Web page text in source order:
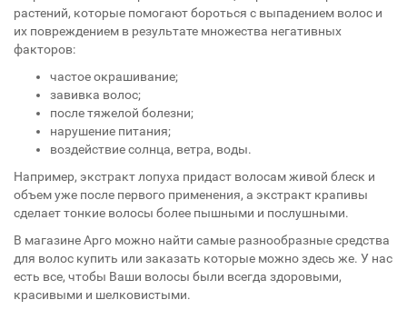
растений, которые помогают бороться с выпадением волос и
их повреждением в результате множества негативных
факторов:
частое окрашивание;
завивка волос;
после тяжелой болезни;
нарушение питания;
воздействие солнца, ветра, воды.
Например, экстракт лопуха придаст волосам живой блеск и
объем уже после первого применения, а экстракт крапивы
сделает тонкие волосы более пышными и послушными.
В магазине Арго можно найти самые разнообразные средства
для волос купить или заказать которые можно здесь же. У нас
есть все, чтобы Ваши волосы были всегда здоровыми,
красивыми и шелковистыми.